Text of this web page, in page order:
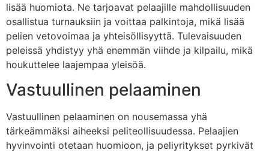
lisää huomiota. Ne tarjoavat pelaajille mahdollisuuden
osallistua turnauksiin ja voittaa palkintoja, mikä lisää
pelien vetovoimaa ja yhteisöllisyyttä. Tulevaisuuden
peleissä yhdistyy yhä enemmän viihde ja kilpailu, mikä
houkuttelee laajempaa yleisöä.
Vastuullinen pelaaminen
Vastuullinen pelaaminen on nousemassa yhä
tärkeämmäksi aiheeksi peliteollisuudessa. Pelaajien
hyvinvointi otetaan huomioon, ja peliyritykset pyrkivät